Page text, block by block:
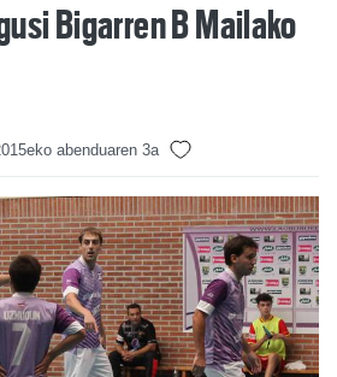
Bigarren B Mailako
abenduaren 3a